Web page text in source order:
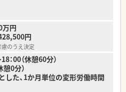
会に参加し、ジェネリック医薬品の選定
ます。
復帰率96%という実績のもと、子育て
躍中です。
供したいという想いを持ち、患者様か
います。
協力し合う風土があり、チームワークを
す。
万円
円
のうえ決定
：00（休憩60分）
憩0分）
た、1か月単位の変形労働時間